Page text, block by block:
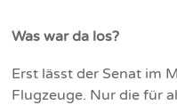
Was war da los?
Erst lässt der Senat im
Flugzeuge. Nur die für